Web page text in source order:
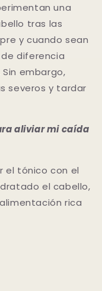
una
tras las
y cuando sean
diferencia
embargo,
severos y tardar
aliviar mi caída
el tónico con el
el cabello,
rica